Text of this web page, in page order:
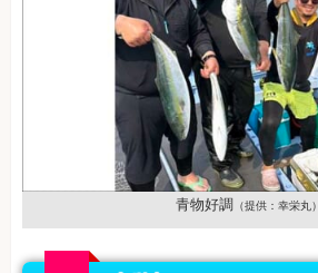
青物好調 （提供：幸栄丸）